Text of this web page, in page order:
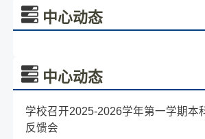
中心动态
中心动态
学校召开2025-2026学年第一学期本
反馈会